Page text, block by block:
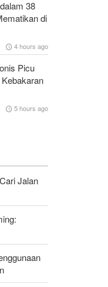
38
di
4 hours ago
Picu
5 hours ago
Jalan